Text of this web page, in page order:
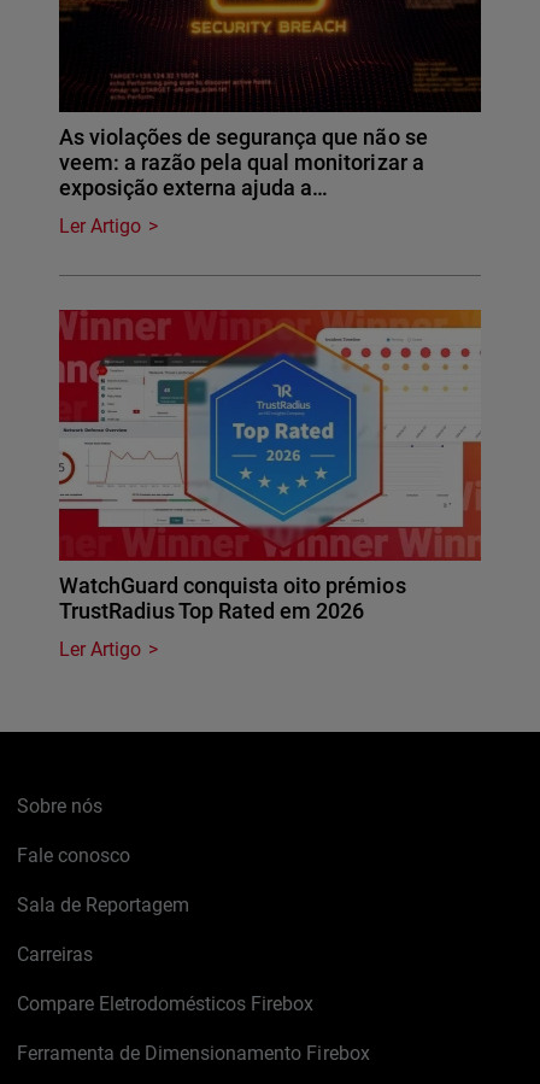
As violações de segurança que não se
veem: a razão pela qual monitorizar a
exposição externa ajuda a…
Ler Artigo
WatchGuard conquista oito prémios
TrustRadius Top Rated em 2026
Ler Artigo
Sobre nós
Fale conosco
Sala de Reportagem
Carreiras
Compare Eletrodomésticos Firebox
Ferramenta de Dimensionamento Firebox